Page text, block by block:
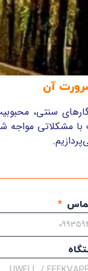
آن
سنتی،
مشکلاتی مواجه